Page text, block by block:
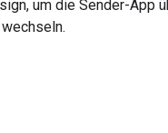
um die Sender-App